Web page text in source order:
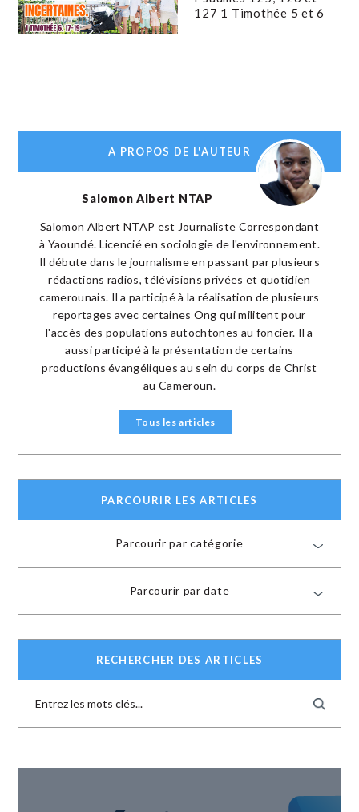
127 1 Timothée 5 et 6
A PROPOS DE L'AUTEUR
Salomon Albert NTAP
Salomon Albert NTAP est Journaliste Correspondant
à Yaoundé. Licencié en sociologie de l'environnement.
Il débute dans le journalisme en passant par plusieurs
rédactions radios, télévisions privées et quotidien
camerounais. Il a participé à la réalisation de plusieurs
reportages avec certaines Ong qui militent pour
l'accès des populations autochtones au foncier. Il a
aussi participé à la présentation de certains
productions évangéliques au sein du corps de Christ
au Cameroun.
Tous les articles
PARCOURIR LES ARTICLES
Parcourir par catégorie
Parcourir par date
RECHERCHER DES ARTICLES